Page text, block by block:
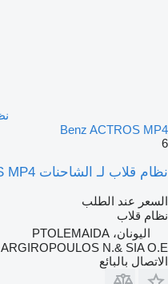
Benz ACTROS MP4
6
نظام قلاب لـ الشاحنات Mercedes-Benz ACTROS MP4
السعر عند الطلب
نظام قلاب
اليونان، PTOLEMAIDA
ARGIROPOULOS N.& SIA O.E
الاتصال بالبائع